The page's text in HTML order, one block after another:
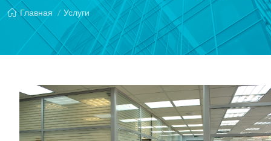
Главная Услуги